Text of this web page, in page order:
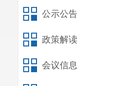
公示公告
政策解读
会议信息